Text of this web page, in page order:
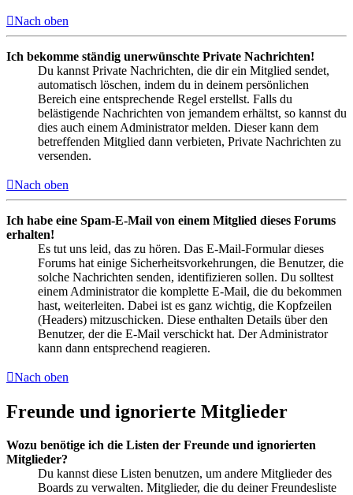
Nach oben
Ich bekomme ständig unerwünschte Private Nachrichten!
Du kannst Private Nachrichten, die dir ein Mitglied sendet,
automatisch löschen, indem du in deinem persönlichen
Bereich eine entsprechende Regel erstellst. Falls du
belästigende Nachrichten von jemandem erhältst, so kannst du
dies auch einem Administrator melden. Dieser kann dem
betreffenden Mitglied dann verbieten, Private Nachrichten zu
versenden.
Nach oben
Ich habe eine Spam-E-Mail von einem Mitglied dieses Forums
erhalten!
Es tut uns leid, das zu hören. Das E-Mail-Formular dieses
Forums hat einige Sicherheitsvorkehrungen, die Benutzer, die
solche Nachrichten senden, identifizieren sollen. Du solltest
einem Administrator die komplette E-Mail, die du bekommen
hast, weiterleiten. Dabei ist es ganz wichtig, die Kopfzeilen
(Headers) mitzuschicken. Diese enthalten Details über den
Benutzer, der die E-Mail verschickt hat. Der Administrator
kann dann entsprechend reagieren.
Nach oben
Freunde und ignorierte Mitglieder
Wozu benötige ich die Listen der Freunde und ignorierten
Mitglieder?
Du kannst diese Listen benutzen, um andere Mitglieder des
Boards zu verwalten. Mitglieder, die du deiner Freundesliste